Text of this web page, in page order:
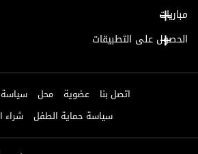
مباريات
الحصول على التطبيقات
اتصل بنا عضوية محل
سياسة حماية الطفل
شراء